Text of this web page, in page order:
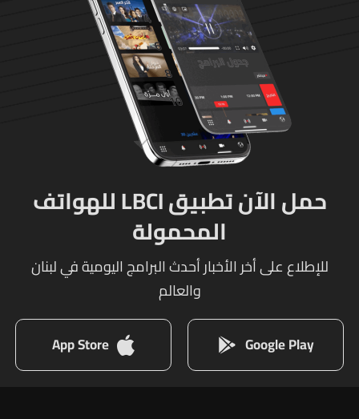
حمل الآن تطبيق LBCI للهواتف
المحمولة
للإطلاع على أخر الأخبار أحدث البرامج اليومية في لبنان
والعالم
Google Play
App Store